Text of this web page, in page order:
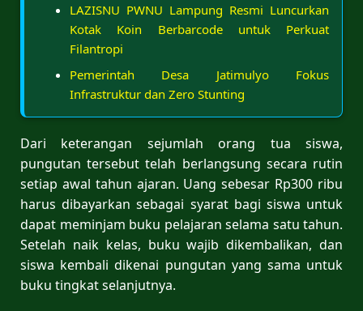
LAZISNU PWNU Lampung Resmi Luncurkan
Kotak Koin Berbarcode untuk Perkuat
Filantropi
Pemerintah Desa Jatimulyo Fokus
Infrastruktur dan Zero Stunting
Dari keterangan sejumlah orang tua siswa,
pungutan tersebut telah berlangsung secara rutin
setiap awal tahun ajaran. Uang sebesar Rp300 ribu
harus dibayarkan sebagai syarat bagi siswa untuk
dapat meminjam buku pelajaran selama satu tahun.
Setelah naik kelas, buku wajib dikembalikan, dan
siswa kembali dikenai pungutan yang sama untuk
buku tingkat selanjutnya.